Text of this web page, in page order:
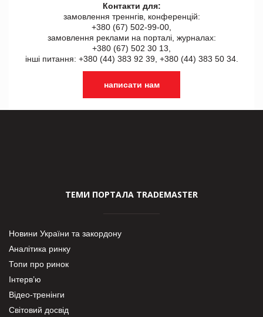
Контакти для:
замовлення треннгів, конференцій:
+380 (67) 502-99-00,
замовлення реклами на порталі, журналах:
+380 (67) 502 30 13,
інші питання: +380 (44) 383 92 39, +380 (44) 383 50 34.
написати нам
ТЕМИ ПОРТАЛА TRADEMASTER
Новини України та закордону
Аналітика ринку
Топи про ринок
Інтерв’ю
Відео-тренінги
Світовий досвід